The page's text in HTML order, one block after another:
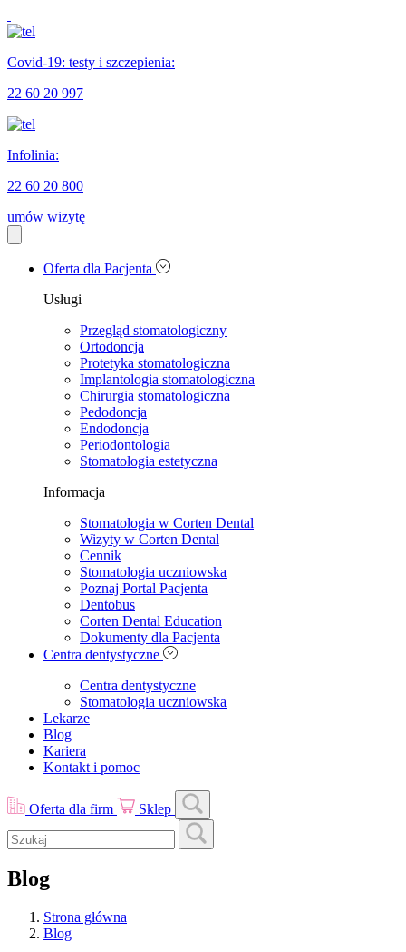
Covid-19: testy i szczepienia:
22 60 20 997
Infolinia:
22 60 20 800
umów wizytę
Oferta dla Pacjenta
Usługi
Przegląd stomatologiczny
Ortodoncja
Protetyka stomatologiczna
Implantologia stomatologiczna
Chirurgia stomatologiczna
Pedodoncja
Endodoncja
Periodontologia
Stomatologia estetyczna
Informacja
Stomatologia w Corten Dental
Wizyty w Corten Dental
Cennik
Stomatologia uczniowska
Poznaj Portal Pacjenta
Dentobus
Corten Dental Education
Dokumenty dla Pacjenta
Centra dentystyczne
Centra dentystyczne
Stomatologia uczniowska
Lekarze
Blog
Kariera
Kontakt i pomoc
Oferta dla firm Sklep
Blog
Strona główna
Blog